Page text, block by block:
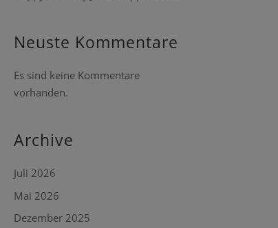
Neuste Kommentare
Es sind keine Kommentare
vorhanden.
Archive
Juli 2026
Mai 2026
Dezember 2025